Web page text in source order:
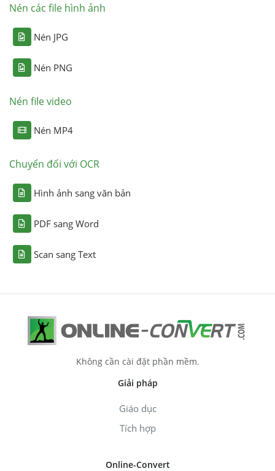
Nén các file hình ảnh
Nén JPG
Nén PNG
Nén file video
Nén MP4
Chuyển đổi với OCR
Hình ảnh sang văn bản
PDF sang Word
Scan sang Text
Không cần cài đặt phần mềm.
Giải pháp
Giáo dục
Tích hợp
Online-Convert